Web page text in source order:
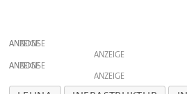
ANZEIGE
ANZEIGE
ANZEIGE
ANZEIGE